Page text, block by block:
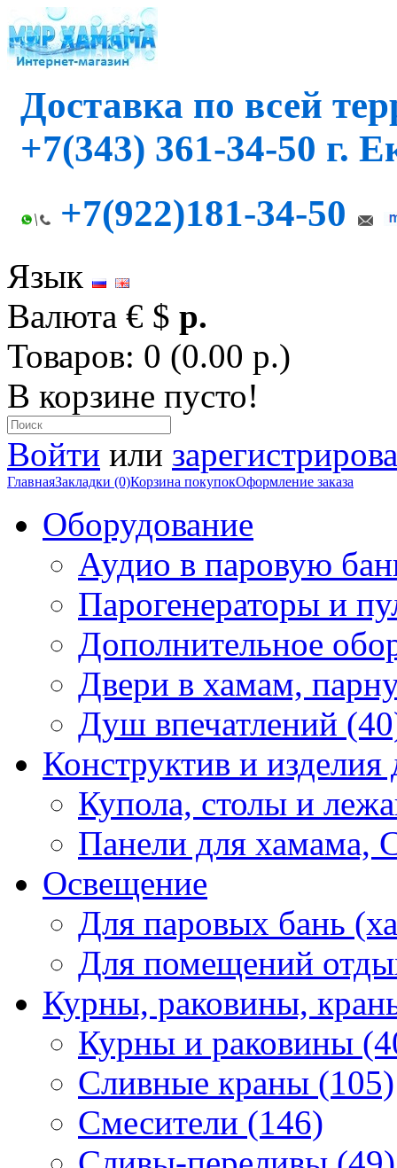
Доставка по всей
+7(343) 361-34-50 г.
+7(922)181-34-50
Язык
Валюта € $ р.
Товаров: 0 (0.00 р.)
В корзине пусто!
Войти или
ГлавнаяЗакладки (0)Корзина покупокОформление заказа
Оборудование
Аудио в паровую
Парогенераторы и
Дополнительное
Двери в хамам,
Душ впечатлений
Конструктив и изделия
Купола, столы и
Панели для
Освещение
Для паровых бань
Для помещений
Курны, раковины,
Курны и раковины
Сливные краны (105)
Смесители (146)